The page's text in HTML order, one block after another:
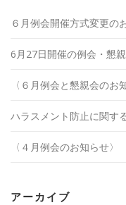
６月例会開催方式変更の
6月27日開催の例会・懇
〈６月例会と懇親会のお
ハラスメント防止に関す
〈４月例会のお知らせ〉
アーカイブ